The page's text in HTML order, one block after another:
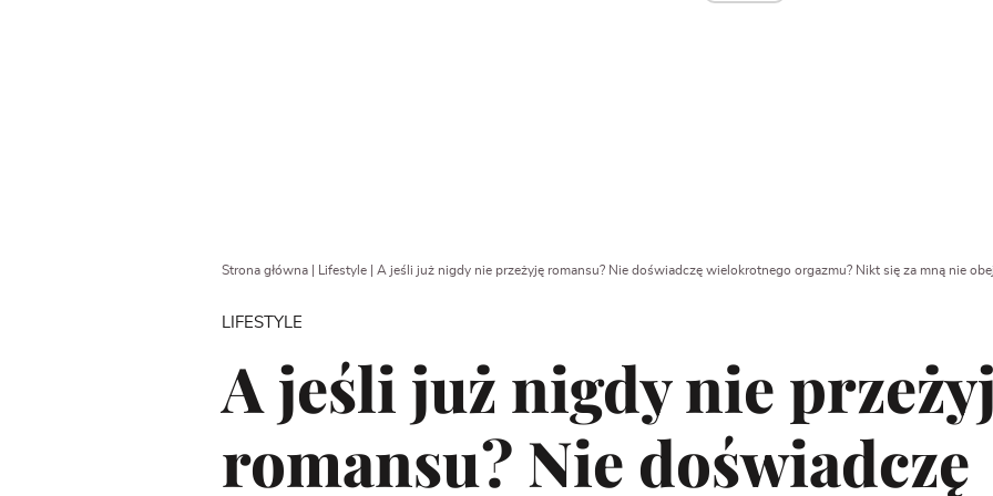
Strona główna| Lifestyle| A jeśli już nigdy nie przeżyję romansu? Nie doświadczę wielokrotnego orgazmu? Nikt się za mną nie
LIFESTYLE
A jeśli już nigdy nie
romansu? Nie doświadczę